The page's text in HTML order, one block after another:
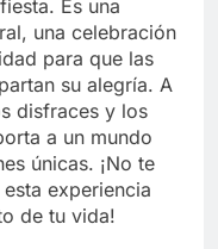
Es una
una celebración
para que las
su alegría. A
disfraces y los
a un mundo
únicas. ¡No te
experiencia
de tu vida!